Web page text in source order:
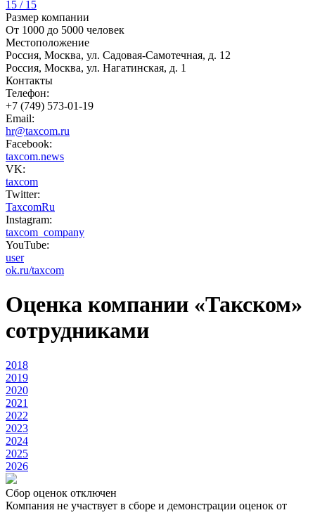
15 / 15
Размер компании
От 1000 до 5000 человек
Местоположение
Россия, Москва, ул. Садовая-Самотечная, д. 12
Россия, Москва, ул. Нагатинская, д. 1
Контакты
Телефон:
+7 (749) 573-01-19
Email:
hr@taxcom.ru
Facebook:
taxcom.news
VK:
taxcom
Twitter:
TaxcomRu
Instagram:
taxcom_company
YouTube:
user
ok.ru/taxcom
Оценка компании «Такском»
сотрудниками
2018
2019
2020
2021
2022
2023
2024
2025
2026
Сбор оценок отключен
Компания не участвует в сборе и демонстрации оценок от